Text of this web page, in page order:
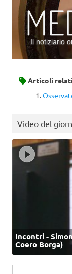
Il notiziario
Articoli
Video del
Incontri -
Coero Borga)